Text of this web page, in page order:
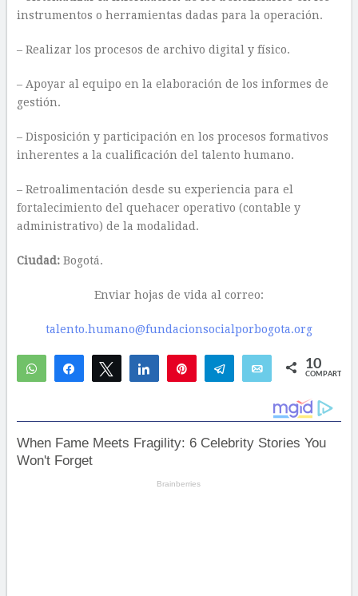
instrumentos o herramientas dadas para la operación.
– Realizar los procesos de archivo digital y físico.
– Apoyar al equipo en la elaboración de los informes de
gestión.
– Disposición y participación en los procesos formativos
inherentes a la cualificación del talento humano.
– Retroalimentación desde su experiencia para el
fortalecimiento del quehacer operativo (contable y
administrativo) de la modalidad.
Ciudad:Bogotá.
Enviar hojas de vida al correo:
talento.humano@fundacionsocialporbogota.org
WhatsAppCompartirTwittear Compartir Telegram Email 10
COMPARTIR